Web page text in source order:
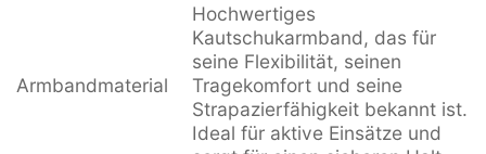
Armbandmaterial
Hochwertiges
Kautschukarmband, das für
seine Flexibilität, seinen
Tragekomfort und seine
Strapazierfähigkeit bekannt ist.
Ideal für aktive Einsätze und